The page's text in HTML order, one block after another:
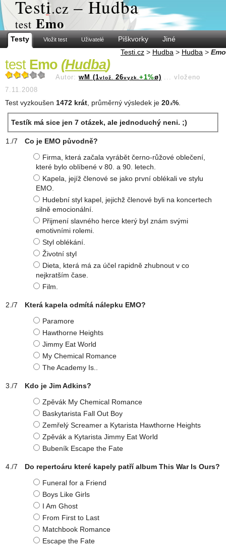
Testi.cz – Hudba
test Emo
Testy Vložit test Uživatelé Piškvorky
Jiné
Testi.cz > Hudba > Hudba > Emo
test Emo (Hudba)
Autor: wM (1vlož. 26vyzk. +1%ø) ... vloženo
7.11.2008
Test vyzkoušen 1472 krát , průměrný výsledek je 20 .8%
Testík má sice jen 7 otázek, ale jednoduchý neni. ;)
Co je EMO původně?
Firma, která začala vyrábět černo-růžové oblečení,
které bylo oblíbené v 80. a 90. letech.
Kapela, jejíž členové se jako první oblékali ve stylu
EMO.
Hudební styl kapel, jejichž členové byli na koncertech
silně emocionální.
Přijmení slavného herce který byl znám svými
emotivními rolemi.
Styl oblékání.
Životní styl
Dieta, která má za účel rapidně zhubnout v co
nejkratším čase.
Film.
Která kapela odmítá nálepku EMO?
Paramore
Hawthorne Heights
Jimmy Eat World
My Chemical Romance
The Academy Is..
Kdo je Jim Adkins?
Zpěvák My Chemical Romance
Baskytarista Fall Out Boy
Zemřelý Screamer a Kytarista Hawthorne Heights
Zpěvák a Kytarista Jimmy Eat World
Bubeník Escape the Fate
Do repertoáru které kapely patří album This War Is Ours?
Funeral for a Friend
Boys Like Girls
I Am Ghost
From First to Last
Matchbook Romance
Escape the Fate